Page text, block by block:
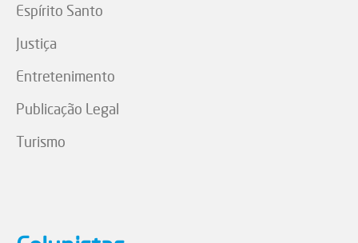
Espírito Santo
Justiça
Entretenimento
Publicação Legal
Turismo